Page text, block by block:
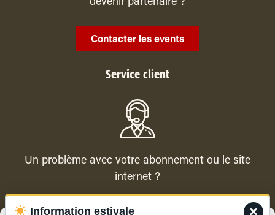
Contacter les events
Service client
Un problème avec votre abonnement ou le site
internet ?
×
Information estivale